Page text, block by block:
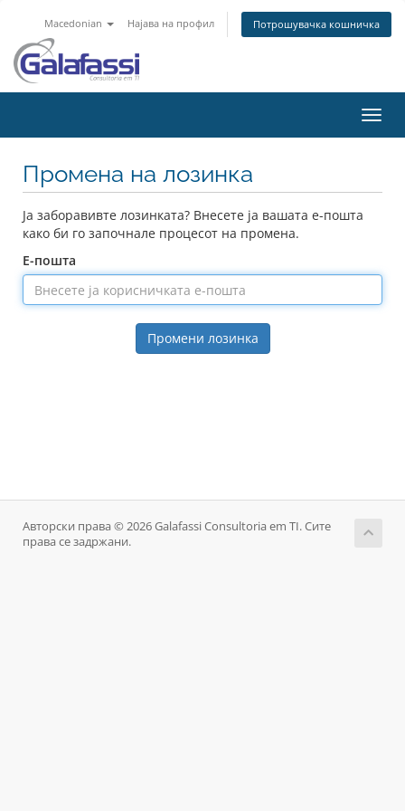
Macedonian Најава на профил Потрошувачка кошничка
ја
Промена на лозинка
Ја заборавивте лозинката? Внесете ја вашата е-пошта
како би го започнале процесот на промена.
Е-пошта
Промени лозинка
Авторски права © 2026 Galafassi Consultoria em TI. Сите
права се задржани.